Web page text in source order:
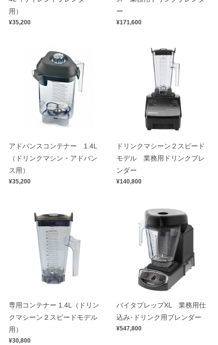
用）
¥35,200
ー
¥171,600
アドバンスコンテナー 1.4L
（ドリンクマシン・アドバン
ス用）
¥35,200
ドリンクマシーン２スピード
モデル 業務用ドリンクブレ
ンダー
¥140,800
専用コンテナー 1.4L（ドリン
クマシーン２スピードモデル
用）
¥30,800
バイタプレップXL 業務用仕
込み･ドリンク用ブレンダー
¥547,800